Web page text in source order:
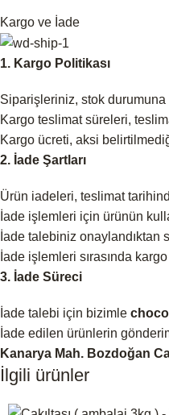
Kargo ve İade
1. Kargo Politikası
Siparişleriniz, stok durumuna
Kargo teslimat süreleri,
Kargo ücreti, aksi
2. İade Şartları
Ürün iadeleri, teslimat
İade işlemleri için ürünün
İade talebiniz onaylandıktan
İade işlemleri sırasında
3. İade Süreci
İade talebi için bizimle
İade edilen ürünlerin
Kanarya Mah. Bozdoğan
İlgili ürünler